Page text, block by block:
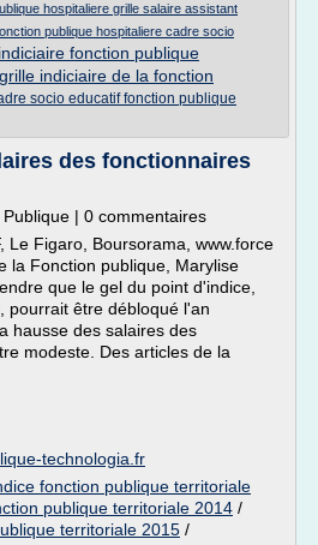
hospitaliere grille salaire assistant
publique hospitaliere cadre socio
fonction publique
indiciaire de la fonction
socio educatif fonction publique
des fonctionnaires
| 0 commentaires
Le Figaro, Boursorama, www.force
la Fonction publique, Marylise
que le gel du point d'indice,
pourrait être débloqué l'an
hausse des salaires des
modeste. Des articles de la
technologia.fr
fonction publique territoriale
publique territoriale 2014 /
territoriale 2015 /